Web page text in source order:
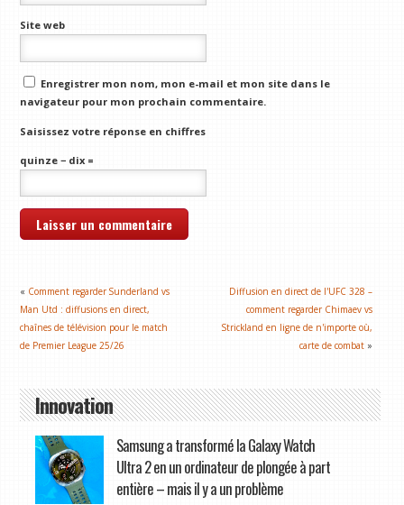
Site web
Enregistrer mon nom, mon e-mail et mon site dans le
navigateur pour mon prochain commentaire.
Saisissez votre réponse en chiffres
quinze − dix =
« Comment regarder Sunderland vs
Man Utd : diffusions en direct,
chaînes de télévision pour le match
de Premier League 25/26
Diffusion en direct de l'UFC 328 –
comment regarder Chimaev vs
Strickland en ligne de n'importe où,
carte de combat »
Innovation
Samsung a transformé la Galaxy Watch
Ultra 2 en un ordinateur de plongée à part
entière – mais il y a un problème